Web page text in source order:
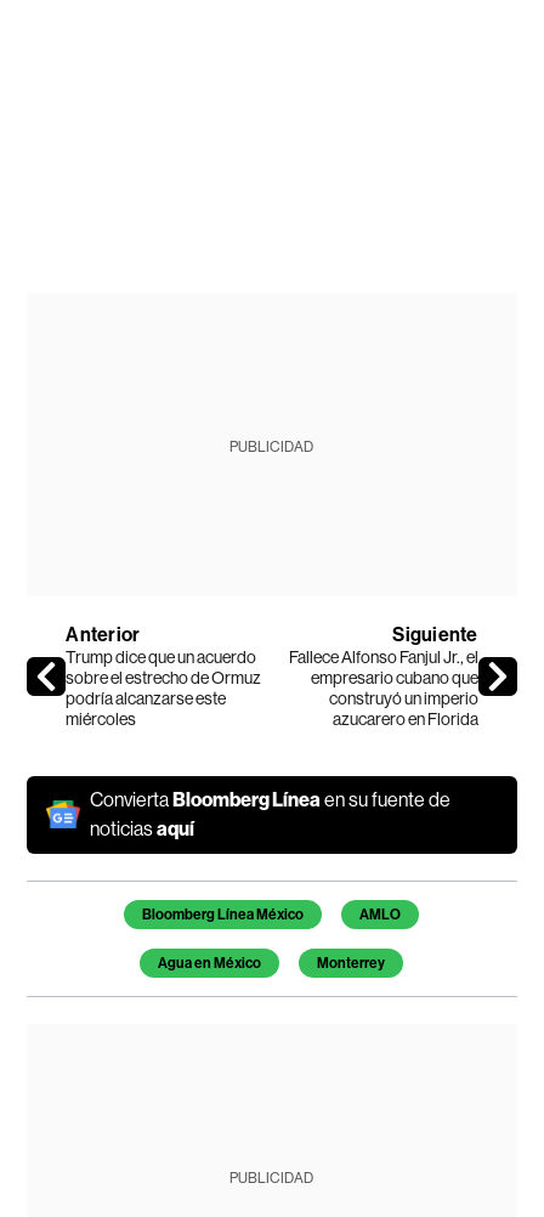
PUBLICIDAD
Anterior
Trump dice que un acuerdo
sobre el estrecho de Ormuz
podría alcanzarse este
miércoles
Siguiente
Fallece Alfonso Fanjul Jr., el
empresario cubano que
construyó un imperio
azucarero en Florida
ConviertaBloomberg Línea en su fuente de
noticiasaquí
Temas de este artículo
Bloomberg Línea México AMLO
Agua en México Monterrey
PUBLICIDAD